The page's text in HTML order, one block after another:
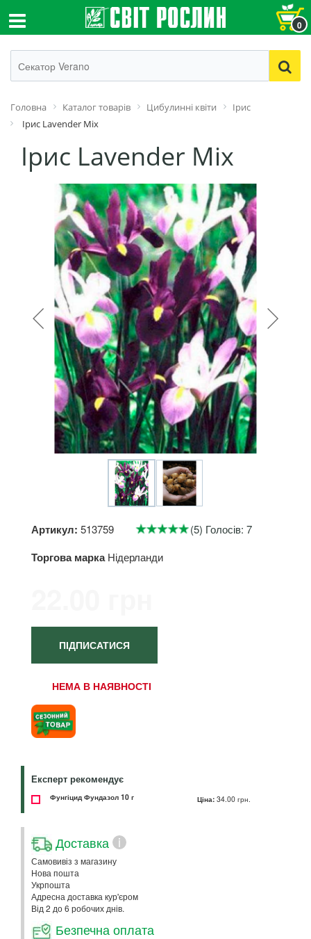
0
Головна Каталог товарів Цибулинні квіти
Ірис
Ірис Lavender Mix
Ірис Lavender Mix
Артикул: 513759 (5) Голосів: 7
Торгова марка Нідерланди
ПІДПИСАТИСЯ
НЕМА В НАЯВНОСТІ
Експерт рекомендує
Фунгіцид Фундазол 10 г Ціна: 34.00 грн.
Доставка i
Самовивіз з магазину
Нова пошта
Укрпошта
Адресна доставка кур'єром
Від 2 до 6 робочих днів.
Безпечна оплата